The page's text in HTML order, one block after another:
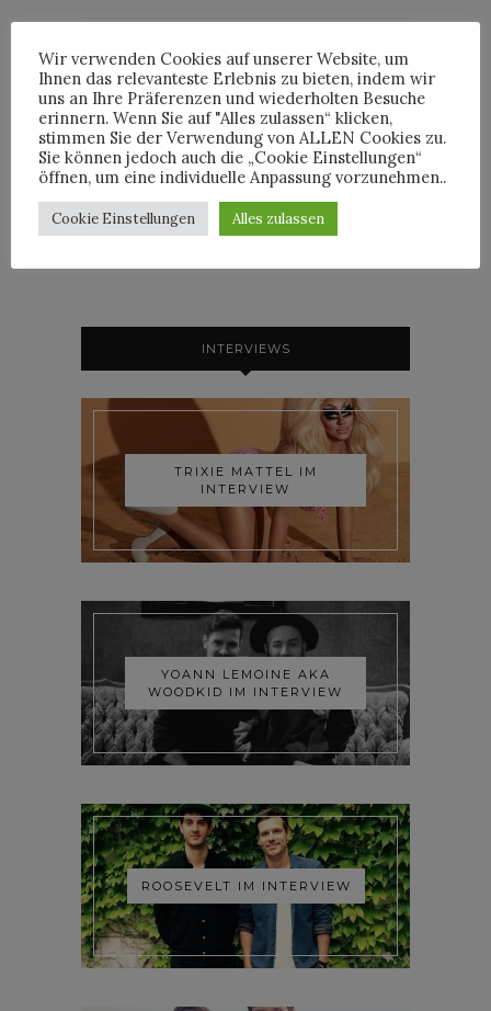
By HORST
HORST
INTERVIEWS
TRIXIE MATTEL IM
INTERVIEW
YOANN LEMOINE AKA
WOODKID IM INTERVIEW
ROOSEVELT IM INTERVIEW
Wir verwenden Cookies auf unserer Website, um
Ihnen das relevanteste Erlebnis zu bieten, indem wir
uns an Ihre Präferenzen und wiederholten Besuche
erinnern. Wenn Sie auf "Alles zulassen“ klicken,
stimmen Sie der Verwendung von ALLEN Cookies zu.
Sie können jedoch auch die „Cookie Einstellungen“
öffnen, um eine individuelle Anpassung vorzunehmen..
Cookie Einstellungen Alles zulassen